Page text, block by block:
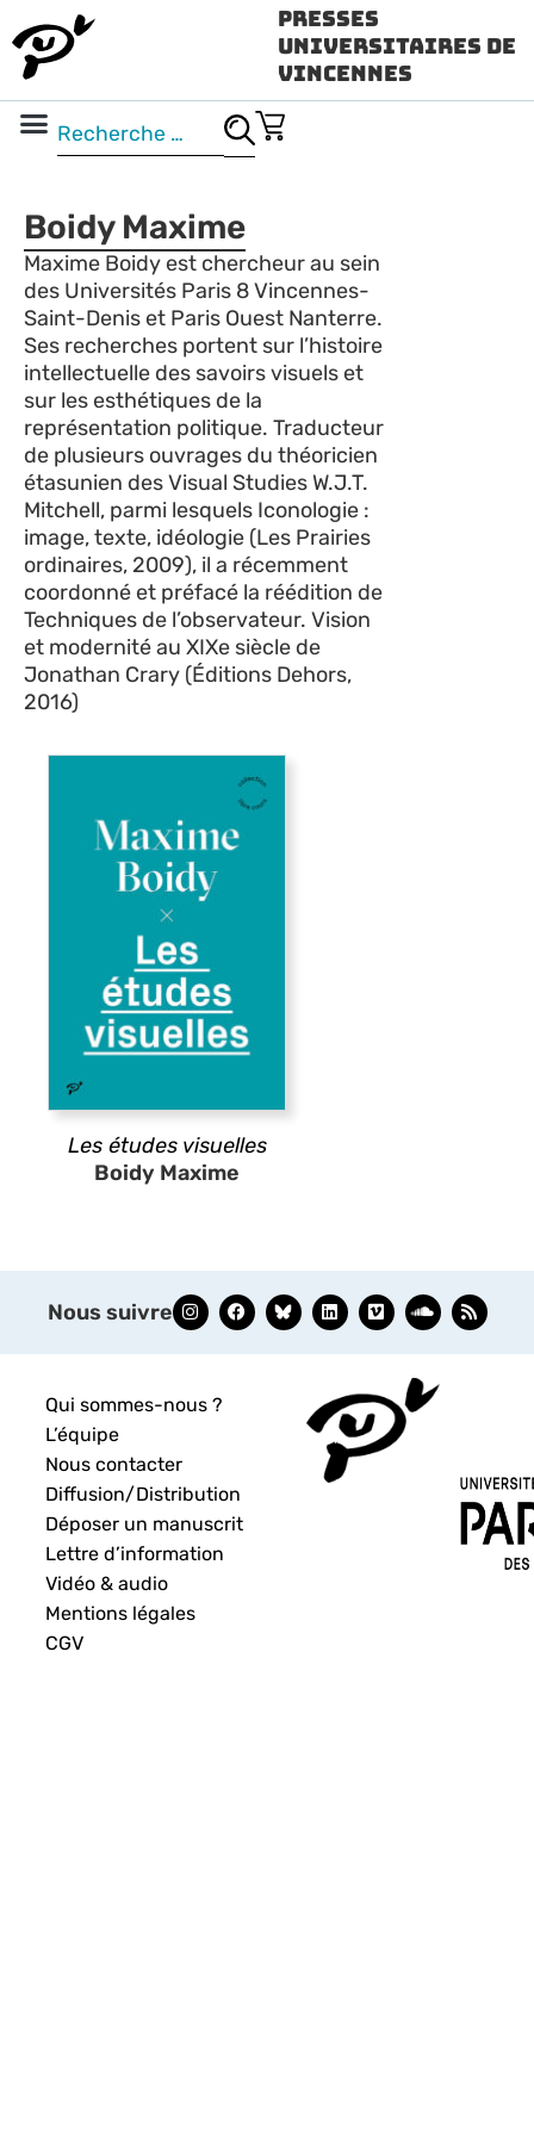
Presses
Universitaires de
Vincennes
Boidy Maxime
Maxime Boidy est chercheur au sein
des Universités Paris 8 Vincennes-
Saint-Denis et Paris Ouest Nanterre.
Ses recherches portent sur l’histoire
intellectuelle des savoirs visuels et
sur les esthétiques de la
représentation politique. Traducteur
de plusieurs ouvrages du théoricien
étasunien des Visual Studies W.J.T.
Mitchell, parmi lesquels Iconologie :
image, texte, idéologie (Les Prairies
ordinaires, 2009), il a récemment
coordonné et préfacé la réédition de
Techniques de l’observateur. Vision
et modernité au XIXe siècle de
Jonathan Crary (Éditions Dehors,
2016)
Les études visuelles
Boidy Maxime
Nous suivre
Qui sommes-nous ?
L’équipe
Nous contacter
Diffusion/Distribution
Déposer un manuscrit
Lettre d’information
Vidéo & audio
Mentions légales
CGV